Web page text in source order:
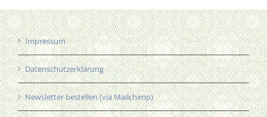
Impressum
Datenschutzerklärung
Newsletter bestellen (via Mailchimp)